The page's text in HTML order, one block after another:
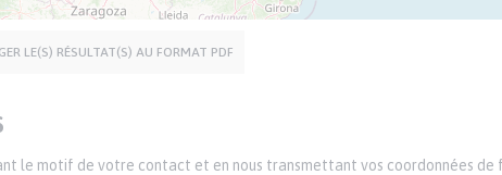
LE(S) RÉSULTAT(S) AU FORMAT PDF
le motif de votre contact et en nous transmettant vos coordonnées de